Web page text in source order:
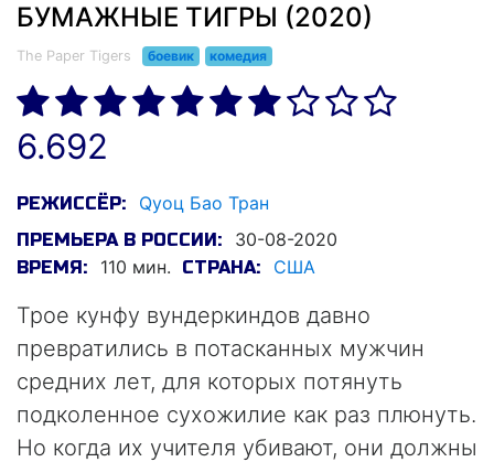
БУМАЖНЫЕ ТИГРЫ (2020)
The Paper Tigers боевик комедия
6.692
РЕЖИССЁР: Qуоц Бао Тран
ПРЕМЬЕРА В РОССИИ: 30-08-2020
ВРЕМЯ: 110 мин. СТРАНА: США
Трое кунфу вундеркиндов давно
превратились в потасканных мужчин
средних лет, для которых потянуть
подколенное сухожилие как раз плюнуть.
Но когда их учителя убивают, они должны